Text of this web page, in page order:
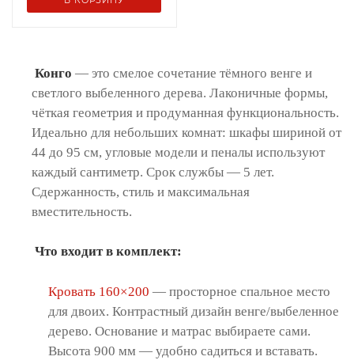
Конго — это смелое сочетание тёмного венге и
светлого выбеленного дерева. Лаконичные формы,
чёткая геометрия и продуманная функциональность.
Идеально для небольших комнат: шкафы шириной от
44 до 95 см, угловые модели и пеналы используют
каждый сантиметр. Срок службы — 5 лет.
Сдержанность, стиль и максимальная
вместительность.
Что входит в комплект:
Кровать 160×200 — просторное спальное место
для двоих. Контрастный дизайн венге/выбеленное
дерево. Основание и матрас выбираете сами.
Высота 900 мм — удобно садиться и вставать.